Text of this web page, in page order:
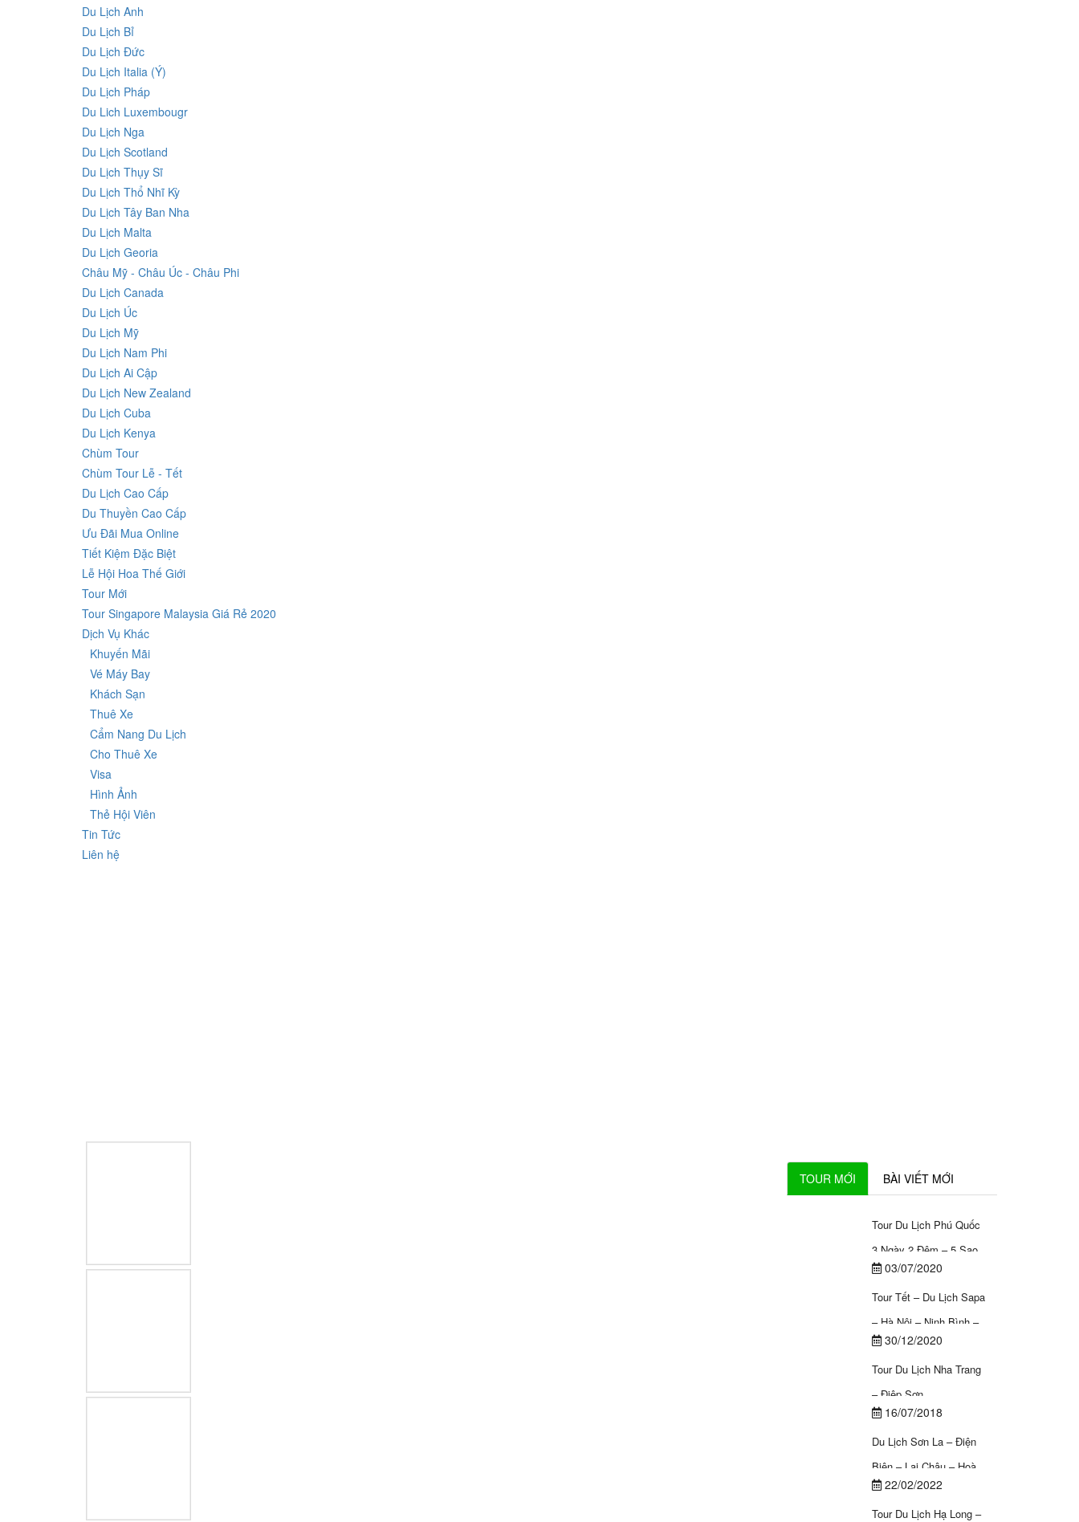
Du Lịch Anh
Du Lịch Bỉ
Du Lịch Đức
Du Lịch Italia (Ý)
Du Lịch Pháp
Du Lich Luxembougr
Du Lịch Nga
Du Lịch Scotland
Du Lịch Thụy Sĩ
Du Lịch Thổ Nhĩ Kỳ
Du Lịch Tây Ban Nha
Du Lịch Malta
Du Lịch Georia
Châu Mỹ - Châu Úc - Châu Phi
Du Lịch Canada
Du Lịch Úc
Du Lịch Mỹ
Du Lịch Nam Phi
Du Lịch Ai Cập
Du Lịch New Zealand
Du Lịch Cuba
Du Lịch Kenya
Chùm Tour
Chùm Tour Lễ - Tết
Du Lịch Cao Cấp
Du Thuyền Cao Cấp
Ưu Đãi Mua Online
Tiết Kiệm Đặc Biệt
Lễ Hội Hoa Thế Giới
Tour Mới
Tour Singapore Malaysia Giá Rẻ 2020
Dịch Vụ Khác
Khuyến Mãi
Vé Máy Bay
Khách Sạn
Thuê Xe
Cẩm Nang Du Lịch
Cho Thuê Xe
Visa
Hình Ảnh
Thẻ Hội Viên
Tin Tức
Liên hệ
TOUR MỚI BÀI VIẾT MỚI
Tour Du Lịch Phú Quốc
3 Ngày 2 Đêm – 5 Sao
Siêu Tiết Kiệm
03/07/2020
Tour Tết – Du Lịch Sapa
– Hà Nội – Ninh Bình –
Hạ Long – Yên Tử
(6N5Đ)
30/12/2020
Tour Du Lịch Nha Trang
– Điệp Sơn
16/07/2018
Du Lịch Sơn La – Điện
Biên – Lai Châu – Hoà
Bình 5 ngày 4 đêm
22/02/2022
Tour Du Lịch Hạ Long –